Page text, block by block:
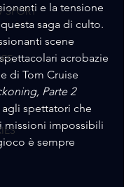
SPORT e la tensione
saga di culto.
scene
acrobazie
di Tom Cruise
Parte 2
spettatori che
missioni impossibili
è sempre